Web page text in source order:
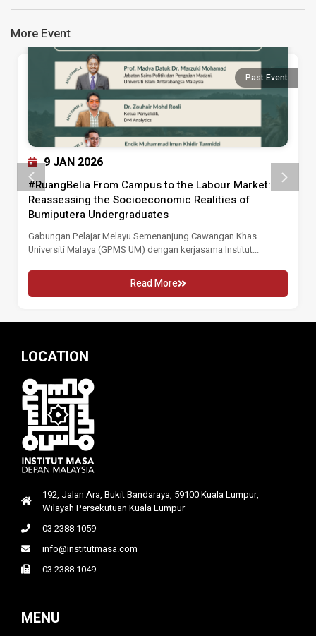
More Event
9 JAN 2026
Past Event
#RuangBelia From Campus to the Labour Market:
Reassessing the Socioeconomic Realities of
Bumiputera Undergraduates
Gabungan Pelajar Melayu Semenanjung Cawangan Khas
Universiti Malaya (GPMS UM) dengan kerjasama Institut...
Read More
LOCATION
192, Jalan Ara, Bukit Bandaraya, 59100 Kuala Lumpur,
Wilayah Persekutuan Kuala Lumpur
03 2388 1059
info@institutmasa.com
03 2388 1049
MENU